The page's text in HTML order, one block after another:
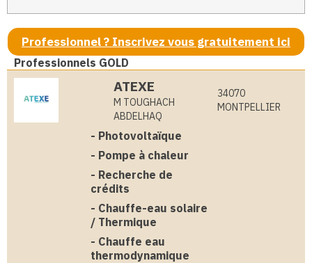
Professionnel ? Inscrivez vous gratuitement ici
Professionnels GOLD
ATEXE
M TOUGHACH
ABDELHAQ
34070
MONTPELLIER
- Photovoltaïque
- Pompe à chaleur
- Recherche de
crédits
- Chauffe-eau solaire
/ Thermique
- Chauffe eau
thermodynamique